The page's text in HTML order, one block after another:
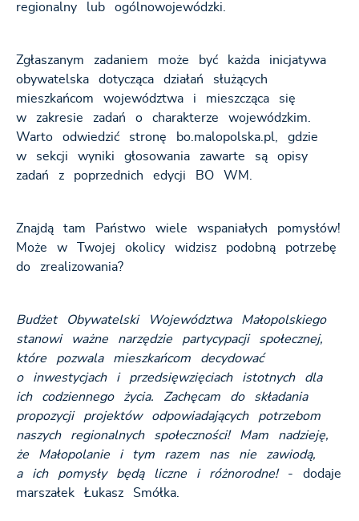
regionalny lub ogólnowojewódzki.
Zgłaszanym zadaniem może być każda inicjatywa
obywatelska dotycząca działań służących
mieszkańcom województwa i mieszcząca się
w zakresie zadań o charakterze wojewódzkim.
Warto odwiedzić stronę bo.malopolska.pl, gdzie
w sekcji wyniki głosowania zawarte są opisy
zadań z poprzednich edycji BO WM.
Znajdą tam Państwo wiele wspaniałych pomysłów!
Może w Twojej okolicy widzisz podobną potrzebę
do zrealizowania?
Budżet Obywatelski Województwa Małopolskiego
stanowi ważne narzędzie partycypacji społecznej,
które pozwala mieszkańcom decydować
o inwestycjach i przedsięwzięciach istotnych dla
ich codziennego życia. Zachęcam do składania
propozycji projektów odpowiadających potrzebom
naszych regionalnych społeczności! Mam nadzieję,
że Małopolanie i tym razem nas nie zawiodą,
a ich pomysły będą liczne i różnorodne! - dodaje
marszałek Łukasz Smółka.